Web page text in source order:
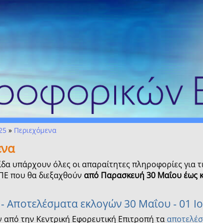
» Περιεχόμενα
υπάρχουν όλες οι απαραίτητες πληροφορίες για
που θα διεξαχθούν από Παρασκευή 30 Μαΐου έως
Αποτελέσματα εκλογών 30 Μαΐου - 01
την Κεντρική Εφορευτική Επιτροπή τα